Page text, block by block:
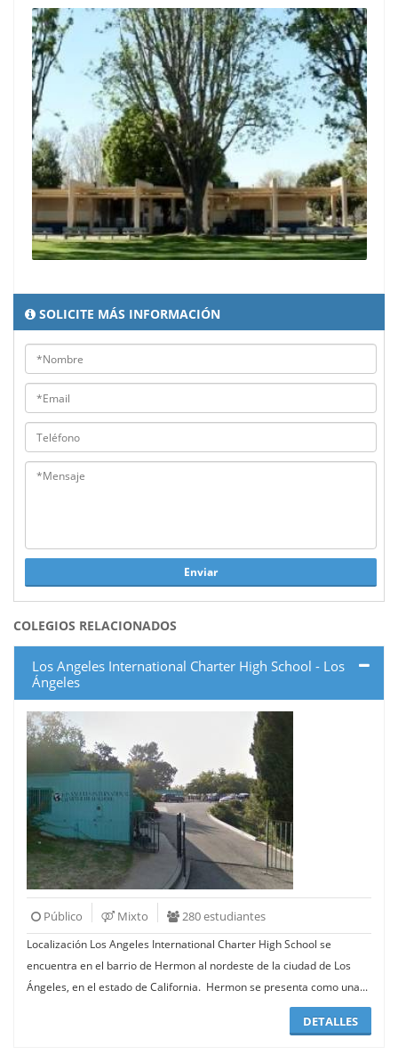
SOLICITE MÁS INFORMACIÓN
Enviar
COLEGIOS RELACIONADOS
Los Angeles International Charter High School - Los
Ángeles
Público Mixto 280 estudiantes
Localización Los Angeles International Charter High School se
encuentra en el barrio de Hermon al nordeste de la ciudad de Los
Ángeles, en el estado de California. Hermon se presenta como una...
DETALLES